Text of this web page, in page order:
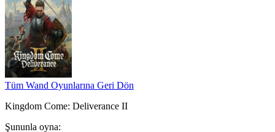
Tüm Wand Oyunlarına Geri Dön
Kingdom Come: Deliverance II
Şununla oyna: